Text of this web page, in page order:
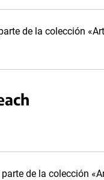
de la colección
de la colección